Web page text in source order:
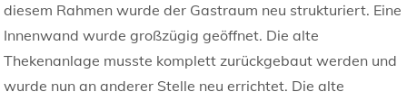
diesem Rahmen wurde der Gastraum neu strukturiert. Eine
Innenwand wurde großzügig geöffnet. Die alte
Thekenanlage musste komplett zurückgebaut werden und
wurde nun an anderer Stelle neu errichtet. Die alte